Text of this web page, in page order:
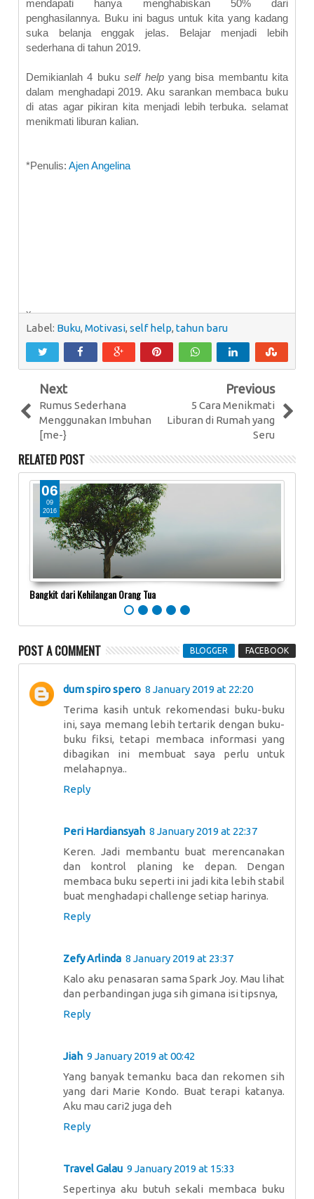
mendapati hanya menghabiskan 50% dari
penghasilannya. Buku ini bagus untuk kita yang kadang
suka belanja enggak jelas. Belajar menjadi lebih
sederhana di tahun 2019.
Demikianlah 4 bukuself helpyang bisa membantu kita
dalam menghadapi 2019. Aku sarankan membaca buku
di atas agar pikiran kita menjadi lebih terbuka. selamat
menikmati liburan kalian.
*Penulis: Ajen Angelina
x
Label: Buku, Motivasi, self help, tahun baru
Next
Rumus Sederhana
Menggunakan Imbuhan
[me-}
Previous
5 Cara Menikmati
Liburan di Rumah yang
Seru
RELATED POST
06
09
2016
Bangkit dari Kehilangan Orang Tua
POST A COMMENT BLOGGER FACEBOOK
dum spiro spero 8 January 2019 at 22:20
Terima kasih untuk rekomendasi buku-buku
ini, saya memang lebih tertarik dengan buku-
buku fiksi, tetapi membaca informasi yang
dibagikan ini membuat saya perlu untuk
melahapnya..
Reply
Peri Hardiansyah 8 January 2019 at 22:37
Keren. Jadi membantu buat merencanakan
dan kontrol planing ke depan. Dengan
membaca buku seperti ini jadi kita lebih stabil
buat menghadapi challenge setiap harinya.
Reply
Zefy Arlinda 8 January 2019 at 23:37
Kalo aku penasaran sama Spark Joy. Mau lihat
dan perbandingan juga sih gimana isi tipsnya,
Reply
Jiah 9 January 2019 at 00:42
Yang banyak temanku baca dan rekomen sih
yang dari Marie Kondo. Buat terapi katanya.
Aku mau cari2 juga deh
Reply
Travel Galau 9 January 2019 at 15:33
Sepertinya aku butuh sekali membaca buku